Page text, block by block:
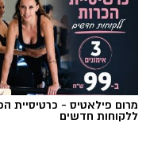
רמת גן מכניסה:
הנדל״ן סביב
הכלבו הוותיק שהיה
מרום פילאטיס - כרטיסיית
ללקוחות חדשים